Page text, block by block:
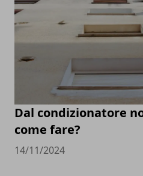
Dal condizionatore
come fare?
14/11/2024